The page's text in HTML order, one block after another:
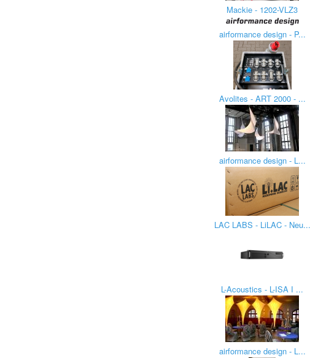
Mackie - 1202-VLZ3
airformance design - P...
Avolites - ART 2000 - ...
airformance design - L...
LAC LABS - LiLAC - Neu...
L-Acoustics - L-ISA I ...
airformance design - L...